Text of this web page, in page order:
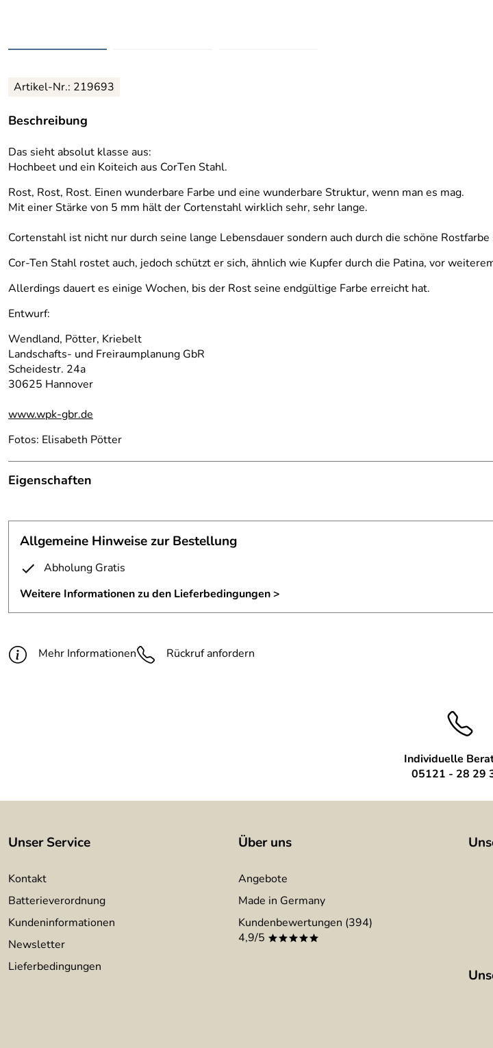
Artikel-Nr.: 219693
Beschreibung
Das sieht absolut klasse aus:
Hochbeet und ein Koiteich aus CorTen Stahl.
Rost, Rost, Rost. Einen wunderbare Farbe und eine wunderbare Struktur, wenn man es mag.
Mit einer Stärke von 5 mm hält der Cortenstahl wirklich sehr, sehr lange.
Cortenstahl ist nicht nur durch seine lange Lebensdauer sondern auch durch die schöne
Cor-Ten Stahl rostet auch, jedoch schützt er sich, ähnlich wie Kupfer durch die Patina, vor
Allerdings dauert es einige Wochen, bis der Rost seine endgültige Farbe erreicht hat.
Entwurf:
Wendland, Pötter, Kriebelt
Landschafts- und Freiraumplanung GbR
Scheidestr. 24a
30625 Hannover
www.wpk-gbr.de
Fotos: Elisabeth Pötter
Eigenschaften
Material:
Cor-Ten Stahl
Stärke:
5 mm
Allgemeine Hinweise zur Bestellung
Abholung Gratis
Weitere Informationen zu den Lieferbedingungen >
Mehr Informationen Rückruf anfordern
Individuelle
05121 - 28 29
Unser Service
Kontakt
Batterieverordnung
Kundeninformationen
Newsletter
Lieferbedingungen
Über uns
Angebote
Made in Germany
Kundenbewertungen (394)
4,9/5 *****